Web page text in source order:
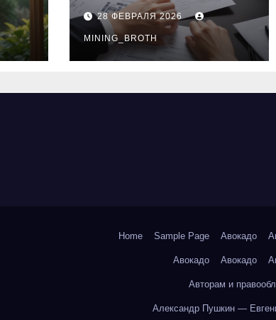
выдачи,
процентные
ставки и
требования к
28 ФЕВРАЛЯ 2026
MINING_BROTH
Home Sample Page Авокадо
Авокадо Авокадо
Авторам и
Александр Пушкин —